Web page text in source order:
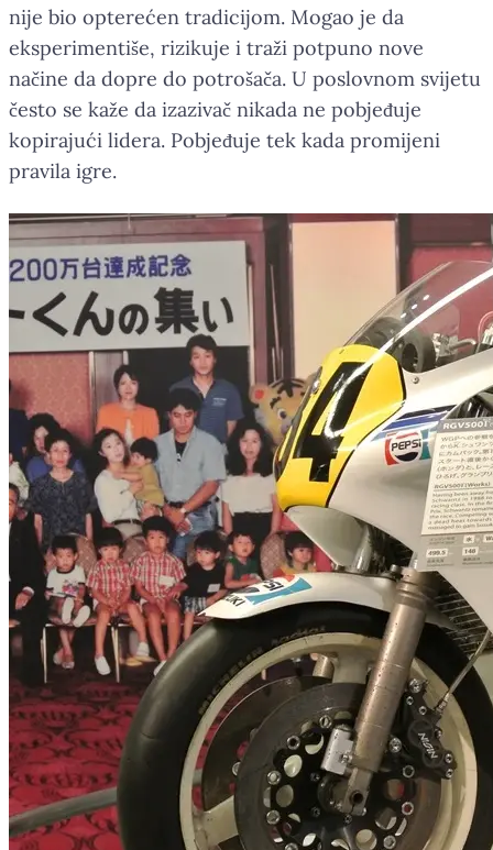
nije bio opterećen tradicijom. Mogao je da
eksperimentiše, rizikuje i traži potpuno nove
načine da dopre do potrošača. U poslovnom svijetu
često se kaže da izazivač nikada ne pobjeđuje
kopirajući lidera. Pobjeđuje tek kada promijeni
pravila igre.